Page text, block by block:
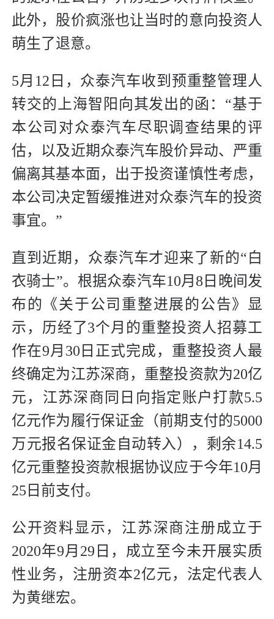
此外，股价疯涨也让当时的意向投资人
萌生了退意。
5月12日，众泰汽车收到预重整管理人
转交的上海智阳向其发出的函：“基于
本公司对众泰汽车尽职调查结果的评
估，以及近期众泰汽车股价异动、严重
偏离其基本面，出于投资谨慎性考虑，
本公司决定暂缓推进对众泰汽车的投资
事宜。”
直到近期，众泰汽车才迎来了新的“白
衣骑士”。根据众泰汽车10月8日晚间发
布的《关于公司重整进展的公告》显
示，历经了3个月的重整投资人招募工
作在9月30日正式完成，重整投资人最
终确定为江苏深商，重整投资款为20亿
元，江苏深商同日向指定账户打款5.5
亿元作为履行保证金（前期支付的5000
万元报名保证金自动转入），剩余14.5
亿元重整投资款根据协议应于今年10月
25日前支付。
公开资料显示，江苏深商注册成立于
2020年9月29日，成立至今未开展实质
性业务，注册资本2亿元，法定代表人
为黄继宏。